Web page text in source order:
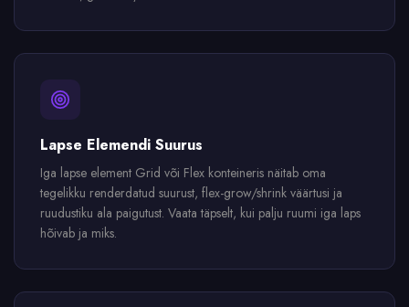
Lapse Elemendi Suurus
Iga lapse element Grid või Flex konteineris näitab oma
tegelikku renderdatud suurust, flex-grow/shrink väärtusi ja
ruudustiku ala paigutust. Vaata täpselt, kui palju ruumi iga laps
hõivab ja miks.